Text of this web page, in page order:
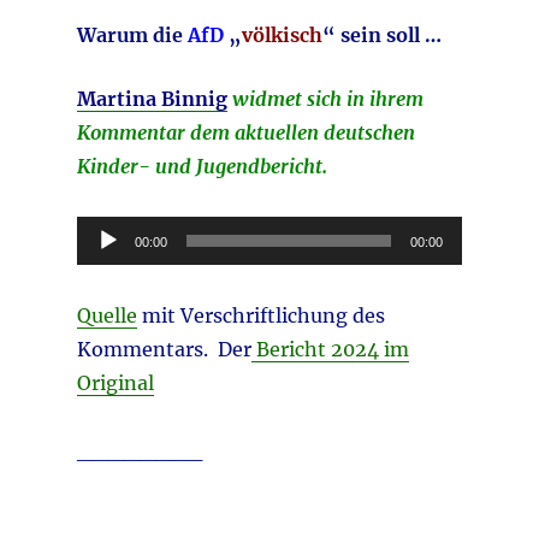
Warum die AfD„völkisch“ sein soll …
Martina Binnigwidmet sich in ihrem
Kommentar dem aktuellen deutschen
Kinder- und Jugendbericht.
Audio-
Player
00:00 00:00
Quelle mit Verschriftlichung des
Kommentars. DerBericht 2024 im
Original